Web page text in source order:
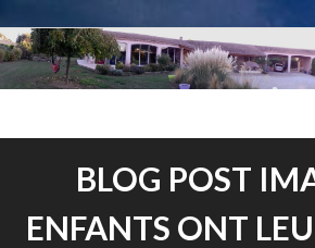
Skip
to
content
BLOG POST
ENFANTS ONT